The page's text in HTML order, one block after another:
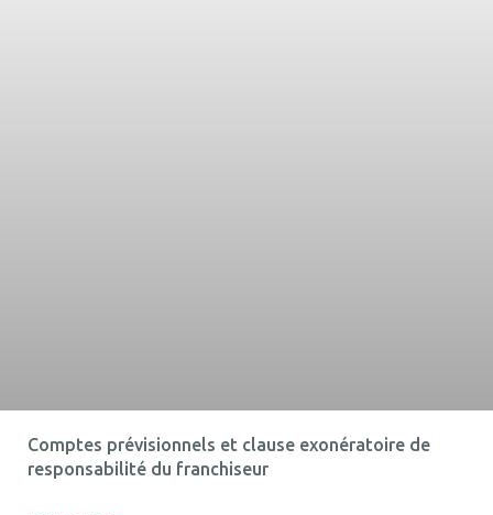
Comptes prévisionnels et clause exonératoire de
responsabilité du franchiseur